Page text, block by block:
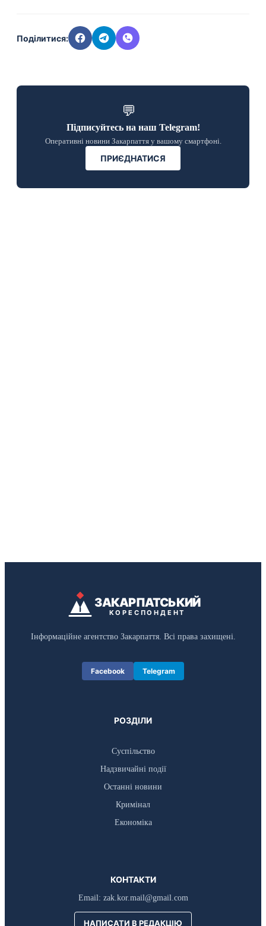
Поділитися:
💬
Підписуйтесь на наш Telegram!
Оперативні новини Закарпаття у вашому смартфоні.
ПРИЄДНАТИСЯ
ЗАКАРПАТСЬКИЙ
КОРЕСПОНДЕНТ
Інформаційне агентство Закарпаття. Всі права захищені.
Facebook Telegram
РОЗДІЛИ
Суспільство
Надзвичайні події
Останні новини
Кримінал
Економіка
КОНТАКТИ
Email: zak.kor.mail@gmail.com
НАПИСАТИ В РЕДАКЦІЮ